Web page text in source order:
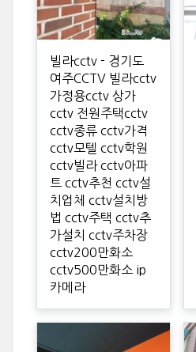
빌라cctv - 경기도
여주CCTV 빌라cctv
가정용cctv 상가
cctv 전원주택cctv
cctv종류 cctv가격
cctv모텔 cctv학원
cctv빌라 cctv아파
트 cctv추천 cctv설
치업체 cctv설치방
법 cctv주택 cctv추
가설치 cctv주차장
cctv200만화소
cctv500만화소 ip
카메라